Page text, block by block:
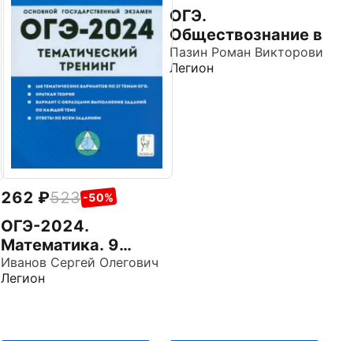
262 523 -50%
ОГЭ-2024.
Математика. 9
класс.
Тематический
Иванов Сергей Олегович
Легион
ОГЭ.
Обществознание в
таблицах и схемах.
9 класс
Пазин Роман Викторович
Легион